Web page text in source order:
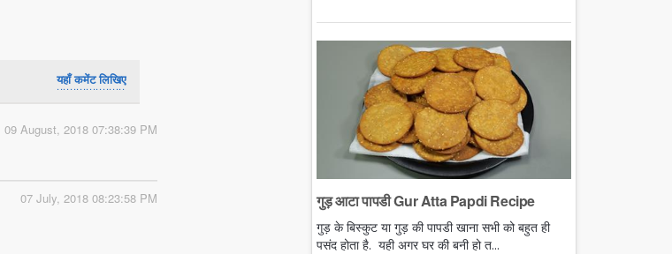
यहाँ कमेंट लिखिए
09 August, 2018 07:38:39 PM
07 July, 2018 08:23:58 PM गुड़ आटा पापडी Gur Atta Papdi Recipe
गुड़ के बिस्कुट या गुड़ की पापडी खाना सभी को बहुत ही
पसंद होता है. यही अगर घर की बनी हो त...